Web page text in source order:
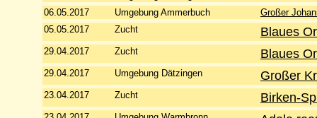
06.05.2017
Umgebung Ammerbuch
Großer
05.05.2017
Zucht Blaues
29.04.2017 Zucht Blaues
29.04.2017 Umgebung Dätzingen Großer
23.04.2017 Zucht Birken-